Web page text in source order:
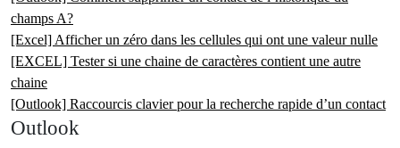
champs A?
[Excel] Afficher un zéro dans les cellules qui ont une valeur nulle
[EXCEL] Tester si une chaine de caractères contient une autre
chaine
[Outlook] Raccourcis clavier pour la recherche rapide d’un contact
Outlook